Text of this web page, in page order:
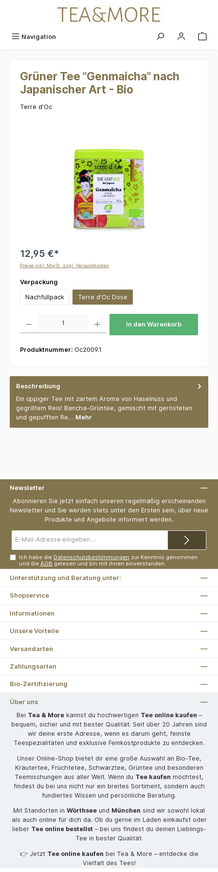
Navigation
Grüner Tee "Genmaicha" nach
Japanischer Art - Bio
Terre d'Oc
12,95 €*
Preise inkl. MwSt. zzgl. Versandkosten
Verpackung
Nachfüllpack Terre d'Oc Dose
In den Warenkorb
Produktnummer: Oc2009.1
Beschreibung
Ein üppiger Tee mit zartem Aroma von Haselnuss und
gegrilltem Reis! Bancha-Grüntee, gemischt mit gerösteten
und gepufften Re… Mehr
Newsletter
Abonnieren Sie jetzt einfach unseren regelmäßig erscheinenden
Newsletter und Sie werden stets unter den Ersten sein, über neue
Produkte und Angebote informiert werden.
Mail-
Ich habe die Datenschutzbestimmungen zur Kenntnis genommen
und dieAGB gelesen und bin mit ihnen einverstanden.
Unterstützung und Beratung unter:
Shopservice
Informationen
Unsere Vorteile
Versandarten
Zahlungsarten
Bio-Zertifizierung
Über uns
Bei Tea & Morekannst du hochwertigen Tee online kaufen –
bequem, sicher und mit bester Qualität. Seit über 20 Jahren sind
wir deine erste Adresse, wenn es darum geht, feinste
Teespezialitäten und exklusive Feinkostprodukte zu entdecken.
Unser Online-Shop bietet dir eine große Auswahl an Bio-Tee,
Kräutertee, Früchtetee, Schwarztee, Grüntee und besonderen
Teemischungen aus aller Welt. Wenn du Tee kaufen möchtest,
findest du bei uns nicht nur ein breites Sortiment, sondern auch
fundiertes Wissen und persönliche Beratung.
Mit Standorten in Wörthsee und München sind wir sowohl lokal
als auch online für dich da. Ob du gerne im Laden einkaufst oder
lieber Tee online bestellst– bei uns findest du deinen Lieblings-
Tee in bester Qualität.
👉 Jetzt Tee online kaufen bei Tea & More – entdecke die
Vielfalt des Tees!